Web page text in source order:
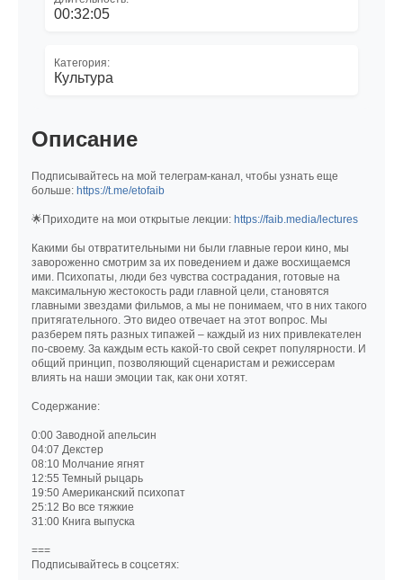
00:32:05
Категория:
Культура
Описание
Подписывайтесь на мой телеграм-канал, чтобы узнать еще
больше: https://t.me/etofaib
🌟Приходите на мои открытые лекции: https://faib.media/lectures
Какими бы отвратительными ни были главные герои кино, мы
завороженно смотрим за их поведением и даже восхищаемся
ими. Психопаты, люди без чувства сострадания, готовые на
максимальную жестокость ради главной цели, становятся
главными звездами фильмов, а мы не понимаем, что в них такого
притягательного. Это видео отвечает на этот вопрос. Мы
разберем пять разных типажей – каждый из них привлекателен
по-своему. За каждым есть какой-то свой секрет популярности. И
общий принцип, позволяющий сценаристам и режиссерам
влиять на наши эмоции так, как они хотят.
Содержание:
0:00 Заводной апельсин
04:07 Декстер
08:10 Молчание ягнят
12:55 Темный рыцарь
19:50 Американский психопат
25:12 Во все тяжкие
31:00 Книга выпуска
===
Подписывайтесь в соцсетях: